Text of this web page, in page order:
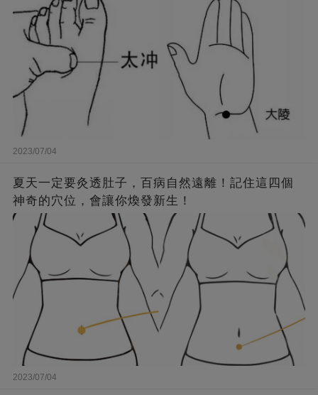
2023/07/04
夏天一定要灸透肚子，百病自然遠離！記住這四個
神奇的穴位，會讓你煥發新生！
2023/07/04